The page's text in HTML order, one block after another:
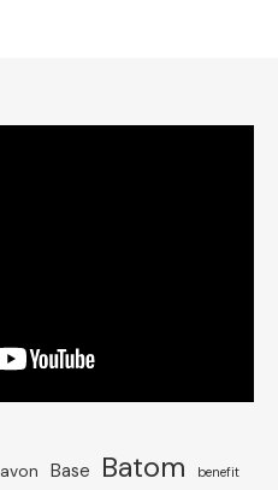
avon Base Batom benefit